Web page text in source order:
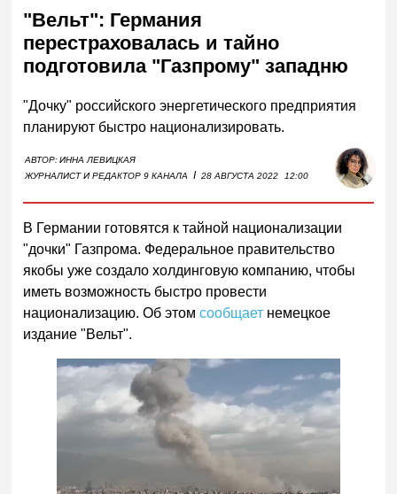
"Вельт": Германия
перестраховалась и тайно
подготовила "Газпрому" западню
"Дочку" российского энергетического предприятия
планируют быстро национализировать.
АВТОР:ИННА ЛЕВИЦКАЯ
ЖУРНАЛИСТ И РЕДАКТОР 9 КАНАЛА
I 28 АВГУСТА 2022 12:00
В Германии готовятся к тайной национализации
"дочки" Газпрома. Федеральное правительство
якобы уже создало холдинговую компанию, чтобы
иметь возможность быстро провести
национализацию. Об этомсообщает немецкое
издание "Вельт".